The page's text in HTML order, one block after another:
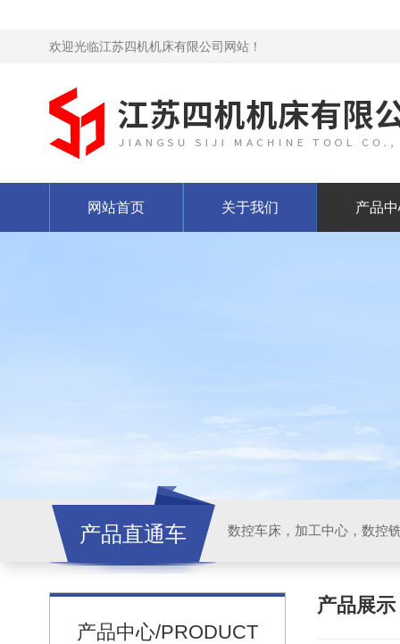
欢迎光临江苏四机机床有限公司网站！
网站首页 关于我们 产品
产品直通车
产品中心/PRODUCT
产品展示